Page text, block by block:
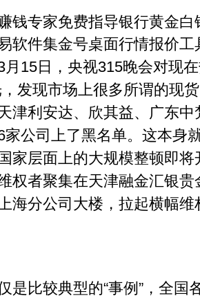
专家免费指导银行黄金白
软件集金号桌面行情报价工
15日，央视315晚会对现
，发现市场上很多所谓的现
津利安达、欣其益、广东
家公司上了黑名单。这本身
家层面上的大规模整顿即将
权者聚集在天津融金汇银
海分公司大楼，拉起横幅维
比较典型的“事例”，全国